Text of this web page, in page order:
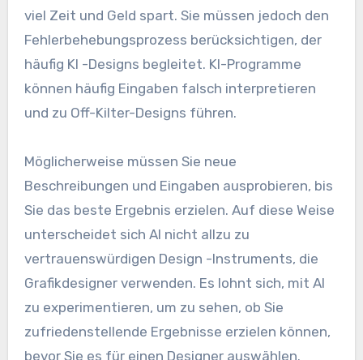
viel Zeit und Geld spart. Sie müssen jedoch den
Fehlerbehebungsprozess berücksichtigen, der
häufig KI -Designs begleitet. KI-Programme
können häufig Eingaben falsch interpretieren
und zu Off-Kilter-Designs führen.
Möglicherweise müssen Sie neue
Beschreibungen und Eingaben ausprobieren, bis
Sie das beste Ergebnis erzielen. Auf diese Weise
unterscheidet sich AI nicht allzu zu
vertrauenswürdigen Design -Instruments, die
Grafikdesigner verwenden. Es lohnt sich, mit AI
zu experimentieren, um zu sehen, ob Sie
zufriedenstellende Ergebnisse erzielen können,
bevor Sie es für einen Designer auswählen.